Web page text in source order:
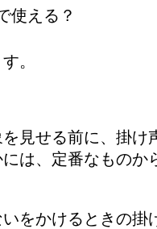
使える？
。
見せる前に、掛け
は、定番なものか
をかけるときの掛